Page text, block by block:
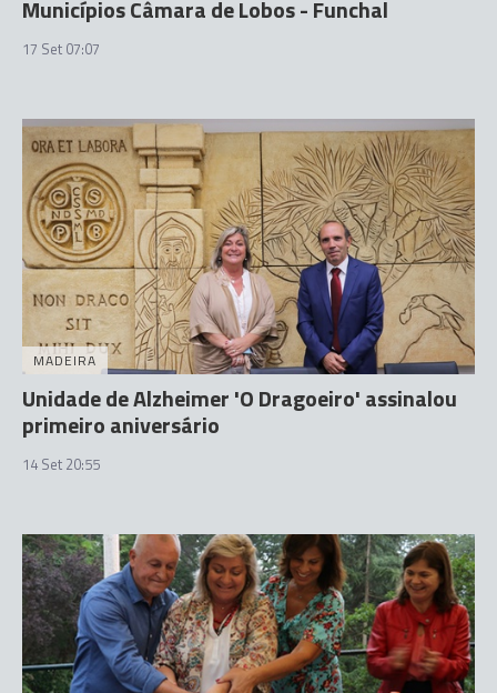
Municípios Câmara de Lobos - Funchal
17 Set 07:07
MADEIRA
Unidade de Alzheimer 'O Dragoeiro' assinalou
primeiro aniversário
14 Set 20:55